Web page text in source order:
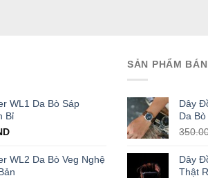
WL1 Da Bò Sáp
Bỉ
Current
is:
429.000 VND.
WL2 Da Bò Veg Nghệ
SẢN PHẨM
Dây
Da
Dây
Thật